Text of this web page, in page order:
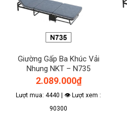
Giường Gấp Ba Khúc Vải
Nhung NKT – N735
2.089.000₫
Lượt mua: 4440 | 👁 Lượt xem :
90300